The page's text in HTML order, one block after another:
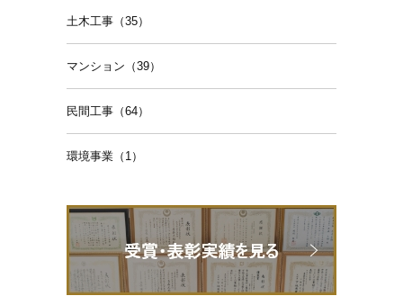
土木工事（35）
マンション（39）
民間工事（64）
環境事業（1）